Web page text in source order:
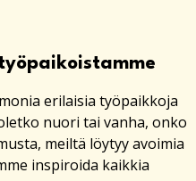
erilaisia työpaikkoja
nuori tai vanha, onko
meiltä löytyy avoimia
inspiroida kaikkia